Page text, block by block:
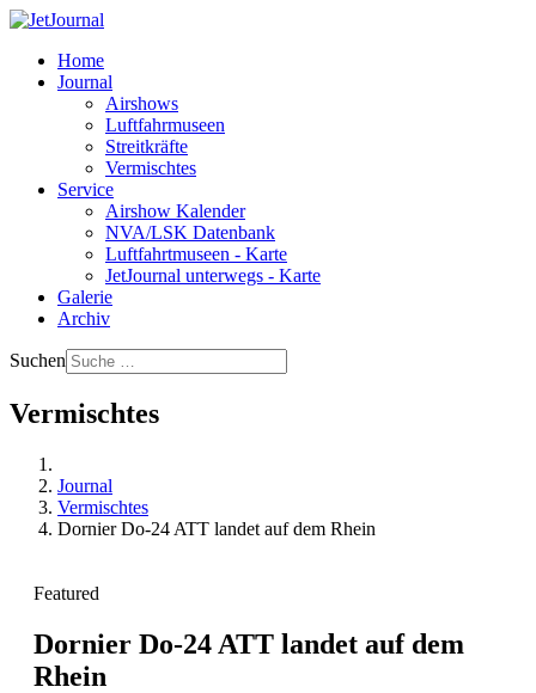
Home
Journal
Airshows
Luftfahrmuseen
Streitkräfte
Vermischtes
Service
Airshow Kalender
NVA/LSK Datenbank
Luftfahrtmuseen - Karte
JetJournal unterwegs - Karte
Galerie
Archiv
Suchen
Vermischtes
Journal
Vermischtes
Dornier Do-24 ATT landet auf dem Rhein
Featured
Dornier Do-24 ATT landet auf dem
Rhein